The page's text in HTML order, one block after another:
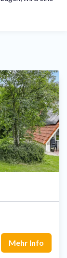
Mehr Info